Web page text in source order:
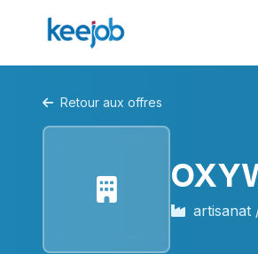
Retour aux offres
artisanat